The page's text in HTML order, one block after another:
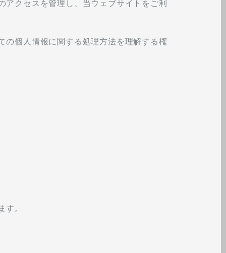
クセスを管理し、当ウェブサイトをご利
の個人情報に関する処理方法を理解する権
す。